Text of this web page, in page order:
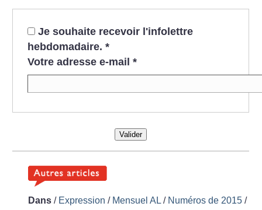
Je souhaite recevoir l'infolettre
hebdomadaire. *
Votre adresse e-mail *
Valider
Dans / Expression / Mensuel AL / Numéros de 2015 /